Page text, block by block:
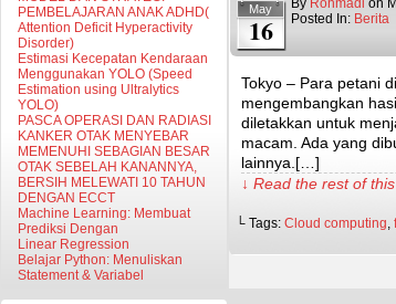
PEMBELAJARAN ANAK ADHD(
Attention Deficit Hyperactivity
Disorder)
Estimasi Kecepatan Kendaraan
Menggunakan YOLO (Speed
Estimation using Ultralytics
YOLO)
PASCA OPERASI DAN RADIASI
KANKER OTAK MENYEBAR
MEMENUHI SEBAGIAN BESAR
OTAK SEBELAH KANANNYA,
BERSIH MELEWATI 10 TAHUN
DENGAN ECCT
Machine Learning: Membuat
Prediksi Dengan
Linear Regression
Belajar Python: Menuliskan
Statement & Variabel
May
16
By Rohmadi on
Posted In: Berita
Tokyo – Para petani
mengembangkan
diletakkan untuk
macam. Ada yang
lainnya.[…]
↓ Read the rest of
└ Tags: Cloud computing,